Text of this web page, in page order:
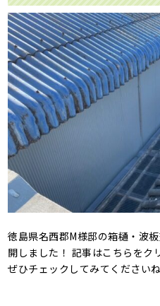
徳島県名西郡M様邸の箱樋・波
開しました！ 記事はこちらを
ぜひチェックしてみてください